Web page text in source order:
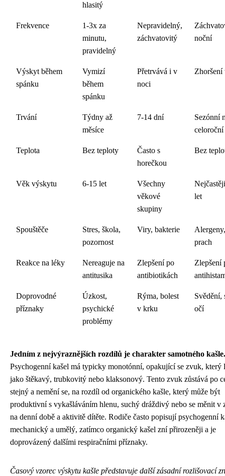
hlasitý
Frekvence
1-3x za
minutu,
pravidelný
Nepravidelný,
záchvatovitý
noční
Výskyt během
spánku
Vymizí
během
spánku
Přetrvává i v
noci
Zhoršení
Trvání
Týdny až
měsíce
7-14 dní
Sezónní
celoroční
Teplota Bez teploty
Často s
horečkou
Bez
Věk výskytu 6-15 let
Všechny
věkové
skupiny
let
Spouštěče
Stres, škola,
pozornost
Viry, bakterie
prach
Reakce na léky
Nereaguje na
antitusika
Zlepšení po
antibiotikách
Zlepšení
Doprovodné
příznaky
Úzkost,
psychické
problémy
Rýma, bolest
v krku
Svědění,
očí
Jedním z nejvýraznějších rozdílů je charakter samotného kašle.
Psychogenní kašel má typicky monotónní, opakující se zvuk, který
jako štěkavý, trubkovitý nebo klaksonový. Tento zvuk zůstává po
stejný a nemění se, na rozdíl od organického kašle, který může být
produktivní s vykašláváním hlenu, suchý dráždivý nebo se měnit v
na denní době a aktivitě dítěte. Rodiče často popisují psychogenní
mechanický a umělý, zatímco organický kašel zní přirozeněji a je
doprovázený dalšími respiračními příznaky.
Časový vzorec výskytu kašle představuje další zásadní rozlišovací